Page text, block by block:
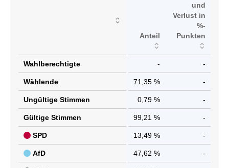
Anteil
und
Verlust in
%-
Punkten
Wahlberechtigte - -
Wählende 71,35 % -
Ungültige Stimmen 0,79 % -
Gültige Stimmen 99,21 % -
SPD 13,49 % -
AfD 47,62 % -